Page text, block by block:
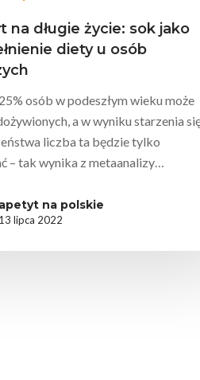
na długie życie: sok jako
diety u osób
osób w podeszłym wieku może
a w wyniku starzenia
liczba ta będzie tylko
– tak wynika z metaanalizy…
apetyt na polskie
13 lipca 2022